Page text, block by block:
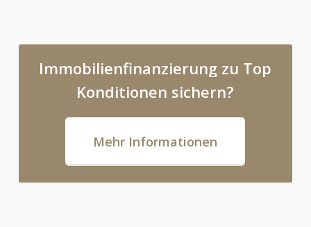
Immobilienfinanzierung zu Top
Konditionen sichern?
Mehr Informationen